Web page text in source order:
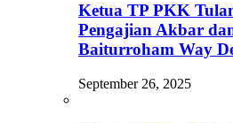
Ketua TP PKK
Pengajian Akbar
Baiturroham Way
September 26, 2025